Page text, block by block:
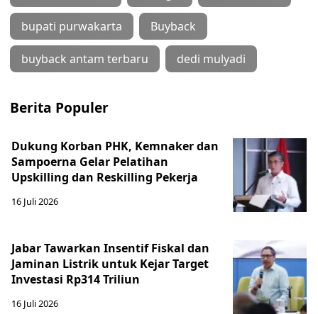
bupati purwakarta Buyback
buyback antam terbaru dedi mulyadi
Berita Populer
Dukung Korban PHK, Kemnaker dan
Sampoerna Gelar Pelatihan
Upskilling dan Reskilling Pekerja
16 Juli 2026
Jabar Tawarkan Insentif Fiskal dan
Jaminan Listrik untuk Kejar Target
Investasi Rp314 Triliun
16 Juli 2026